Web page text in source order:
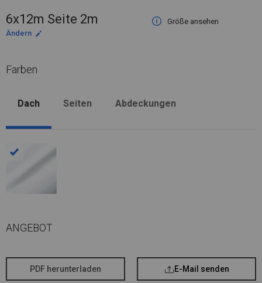
6x12m Seite 2m
Größe ansehen
Ändern
Farben
Dach Seiten Abdeckungen
ANGEBOT
PDF herunterladen E-Mail senden